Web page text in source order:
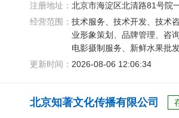
注册地址： 北京市海淀区北清路81号院
经营范围： 技术服务、技术开发、技术
业形象策划、品牌管理、咨
电影摄制服务、新鲜水果批
售、货物进出口、图文设计制
更新时间： 2026-08-06 12:06:34
北京知著文化传播有限公司